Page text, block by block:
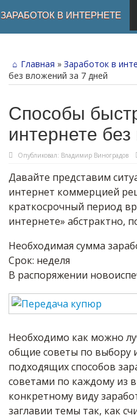
ЗАРАБОТОК В ИНТЕРНЕТЕ
Главная » Заработок в
без вложений за 7 дней
Способы
интернете
Опубликовал: Владимир Виноградов
Давайте представим
интернет коммерцией
краткосрочный период
интернете» абстрактно,
Необходимая сумма
Срок: неделя
В распоряжении
Необходимо как можно
общие советы по выбору
подходящих способов
советами по каждому из
конкретному виду
заглавии темы так, как